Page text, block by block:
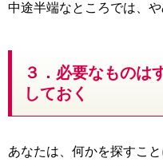
中途半端なところでは、や
３．必要なものは
しておく
あなたは、何かを探すこ